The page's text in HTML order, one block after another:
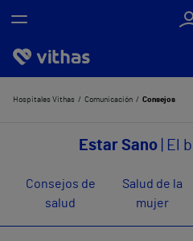
Nosotros
Hospitales Vithas Comunicación Consejos
Estar Sano| El
Consejos de
salud
Salud de la
mujer